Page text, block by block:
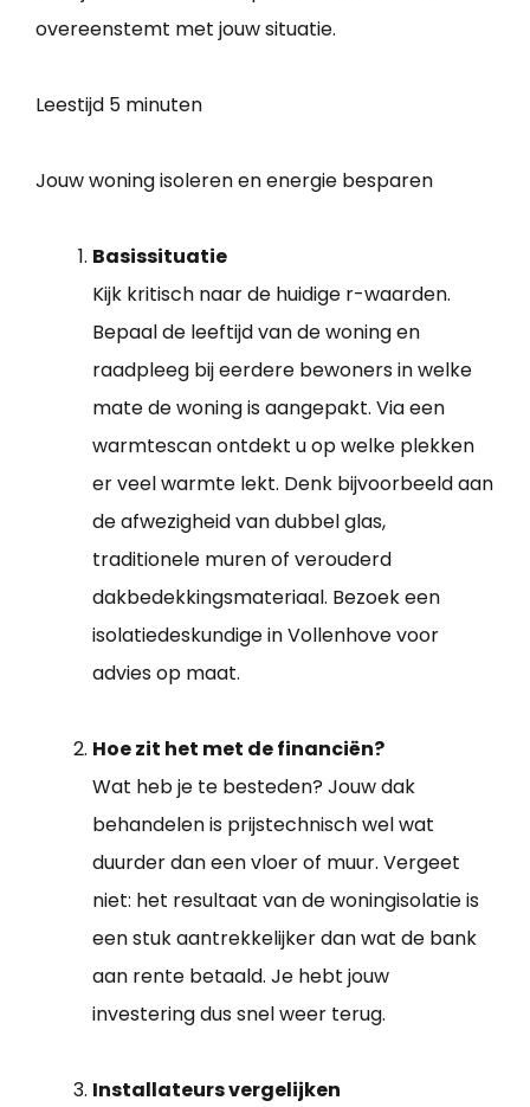
overeenstemt met jouw situatie.
Leestijd 5 minuten
Jouw woning isoleren en energie besparen
Basissituatie
Kijk kritisch naar de huidige r-waarden.
Bepaal de leeftijd van de woning en
raadpleeg bij eerdere bewoners in welke
mate de woning is aangepakt. Via een
warmtescan ontdekt u op welke plekken
er veel warmte lekt. Denk bijvoorbeeld aan
de afwezigheid van dubbel glas,
traditionele muren of verouderd
dakbedekkingsmateriaal. Bezoek een
isolatiedeskundige in Vollenhove voor
advies op maat.
Hoe zit het met de financiën?
Wat heb je te besteden? Jouw dak
behandelen is prijstechnisch wel wat
duurder dan een vloer of muur. Vergeet
niet: het resultaat van de woningisolatie is
een stuk aantrekkelijker dan wat de bank
aan rente betaald. Je hebt jouw
investering dus snel weer terug.
Installateurs vergelijken